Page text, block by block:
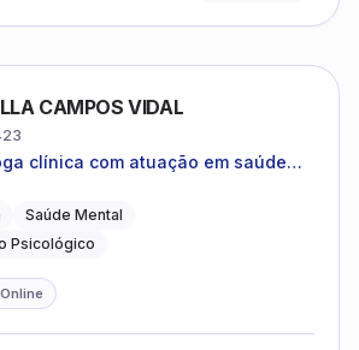
CAMPOS VIDAL
clínica com atuação em saúde
Saúde Mental
Psicológico
Online